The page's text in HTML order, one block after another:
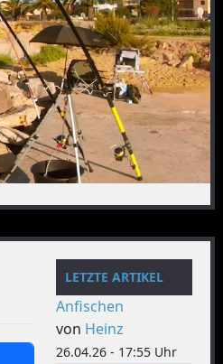
LETZTE ARTIKEL
Anfischen
von Heinz
26.04.26 - 17:55 Uhr